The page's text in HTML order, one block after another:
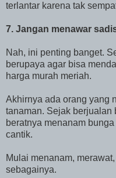
terlantar karena tak
7. Jangan menawar
Nah, ini penting banget.
berupaya agar bisa
harga murah meriah.
Akhirnya ada orang yang
tanaman. Sejak berjualan
beratnya menanam
cantik.
Mulai menanam,
sebagainya.